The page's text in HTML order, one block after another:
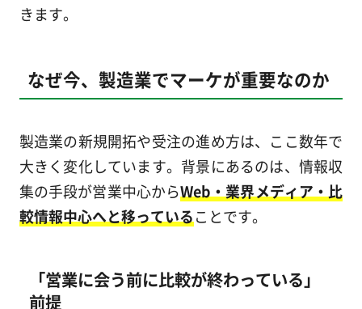
きます。
なぜ今、製造業でマーケが重要なのか
製造業の新規開拓や受注の進め方は、ここ数年で
大きく変化しています。背景にあるのは、情報収
集の手段が営業中心からWeb・業界メディア・比
較情報中心へと移っていることです。
「営業に会う前に比較が終わっている」
前提